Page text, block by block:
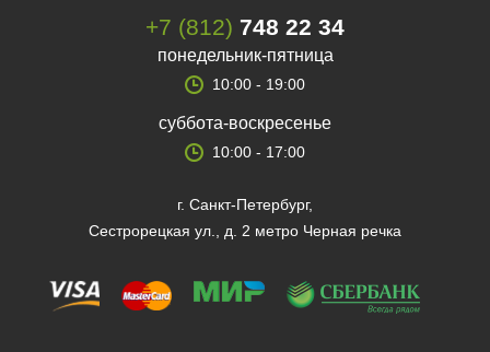
+7 (812) 748 22 34
понедельник-пятница
10:00 - 19:00
суббота-воскресенье
10:00 - 17:00
г. Санкт-Петербург,
Сестрорецкая ул., д. 2 метро Черная речка